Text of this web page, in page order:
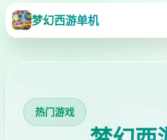
梦幻西游单机
热门游戏